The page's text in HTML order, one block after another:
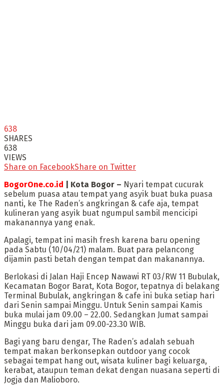
638
SHARES
638
VIEWS
Share on FacebookShare on Twitter
BogorOne.co.id | Kota Bogor – Nyari tempat cucurak
sebelum puasa atau tempat yang asyik buat buka puasa
nanti, ke The Raden’s angkringan & cafe aja, tempat
kulineran yang asyik buat ngumpul sambil mencicipi
makanannya yang enak.
Apalagi, tempat ini masih fresh karena baru opening
pada Sabtu (10/04/21) malam. Buat para pelancong
dijamin pasti betah dengan tempat dan makanannya.
Berlokasi di Jalan Haji Encep Nawawi RT 03/RW 11 Bubulak,
Kecamatan Bogor Barat, Kota Bogor, tepatnya di belakang
Terminal Bubulak, angkringan & cafe ini buka setiap hari
dari Senin sampai Minggu. Untuk Senin sampai Kamis
buka mulai jam 09.00 – 22.00. Sedangkan Jumat sampai
Minggu buka dari jam 09.00-23.30 WIB.
Bagi yang baru dengar, The Raden’s adalah sebuah
tempat makan berkonsepkan outdoor yang cocok
sebagai tempat hang out, wisata kuliner bagi keluarga,
kerabat, ataupun teman dekat dengan nuasana seperti di
Jogja dan Malioboro.